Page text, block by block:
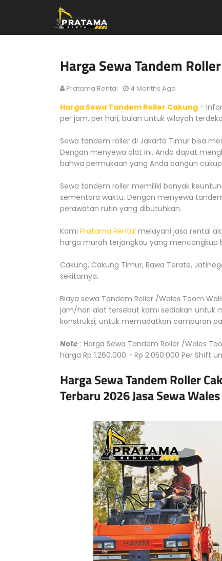
Harga Sewa Tandem
Pratama Rental 4 Months Ago
Harga Sewa Tandem Roller Cakung -
per jam, per hari, bulan untuk wilayah
Sewa tandem roller di Jakarta Timur bisa
Dengan menyewa alat ini, Anda dapat
bahwa permukaan yang Anda bangun
Sewa tandem roller memiliki banyak
sementara waktu. Dengan menyewa
perawatan rutin yang dibutuhkan.
Kami Pratama Rental melayani jasa rental
harga murah terjangkau yang mencangkup
Cakung, Cakung Timur, Rawa Terate,
sekitarnya.
Biaya sewa Tandem Roller /Wales Toom
jam/hari alat tersebut kami sediakan untuk
konstruksi, untuk memadatkan campuran
Note : Harga Sewa Tandem Roller /Wales
harga Rp 1.260.000 - Rp 2.050.000 Per Shift
Harga Sewa Tandem Roller
Terbaru 2026 Jasa Sewa